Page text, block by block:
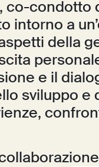
co-condotto
intorno a
della
e il
sviluppo e